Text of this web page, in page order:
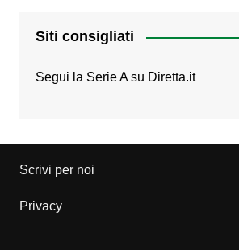
Siti consigliati
Segui la Serie A su Diretta.it
Scrivi per noi
Privacy